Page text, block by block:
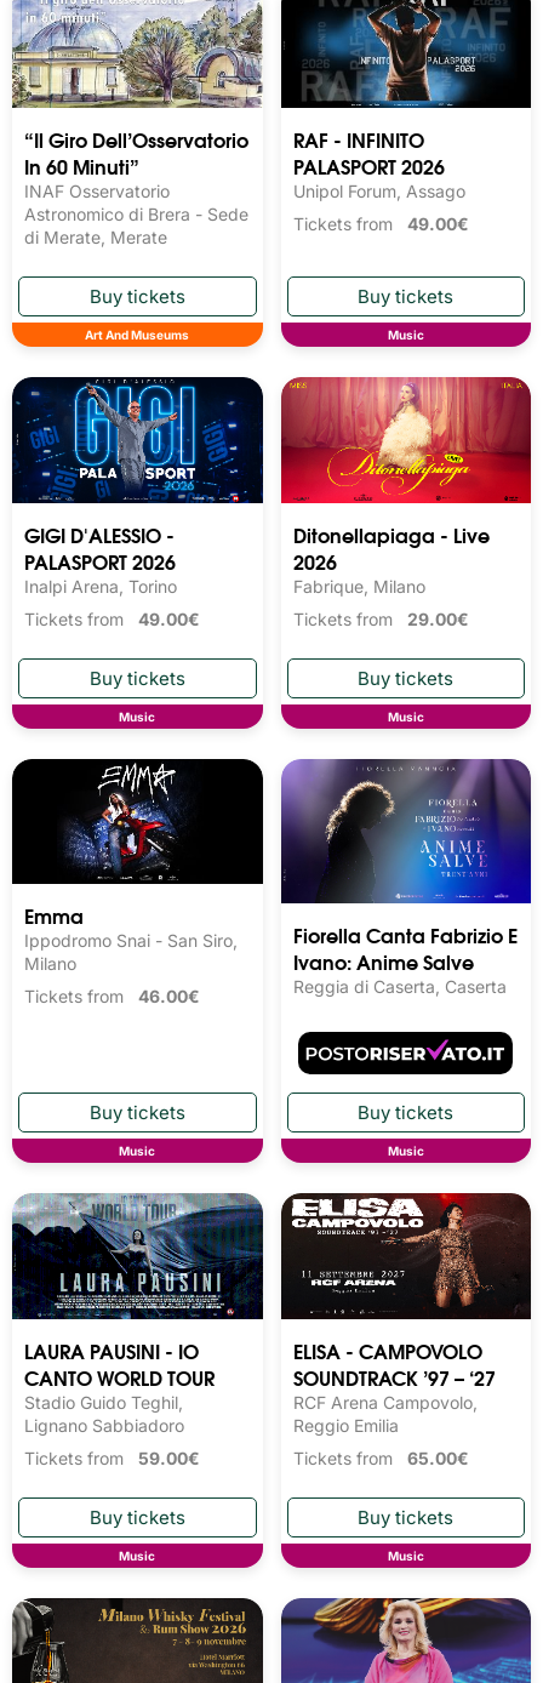
“Il Giro Dell’Osservatorio
In 60 Minuti”
INAF Osservatorio
Astronomico di Brera - Sede
di Merate, Merate
Art And Museums
RAF - INFINITO
PALASPORT 2026
Unipol Forum, Assago
Tickets from 49.00€
Music
GIGI D'ALESSIO -
PALASPORT 2026
Inalpi Arena, Torino
Tickets from 49.00€
Music
Ditonellapiaga - Live
2026
Fabrique, Milano
Tickets from 29.00€
Music
Emma
Ippodromo Snai - San Siro,
Milano
Tickets from 46.00€
Music
Fiorella Canta Fabrizio E
Ivano: Anime Salve
Reggia di Caserta, Caserta
Music
LAURA PAUSINI - IO
CANTO WORLD TOUR
Stadio Guido Teghil,
Lignano Sabbiadoro
Tickets from 59.00€
Music
ELISA - CAMPOVOLO
SOUNDTRACK ’97 – ‘27
RCF Arena Campovolo,
Reggio Emilia
Tickets from 65.00€
Music